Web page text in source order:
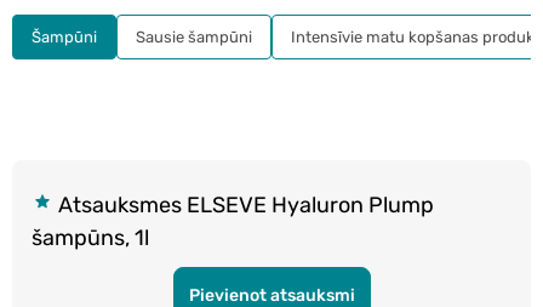
Atsauksmes ELSEVE Hyaluron Plump
šampūns, 1l
Pievienot atsauksmi
Šampūni Sausie šampūni Intensīvie matu kopšanas produkti